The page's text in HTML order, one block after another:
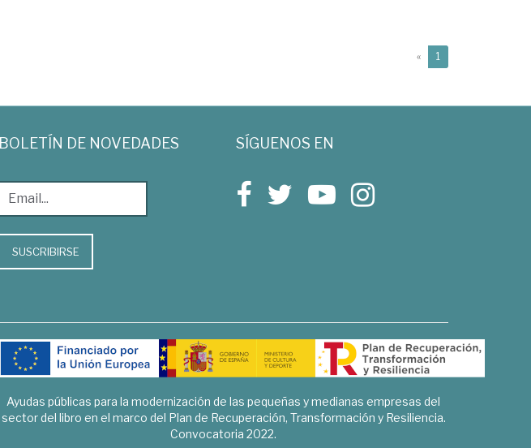
« 1
BOLETÍN DE NOVEDADES
SUSCRIBIRSE
SÍGUENOS EN
Ayudas públicas para la modernización de las pequeñas y medianas empresas del
sector del libro en el marco del Plan de Recuperación, Transformación y Resiliencia.
Convocatoria 2022.